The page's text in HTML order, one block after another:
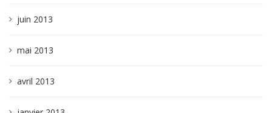
juin 2013
mai 2013
avril 2013